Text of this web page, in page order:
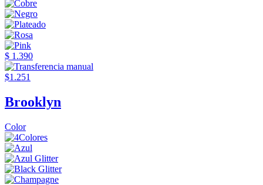
$ 1.390
$1.251
Brooklyn
Color